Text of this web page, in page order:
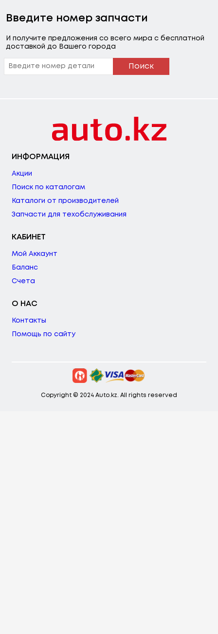
Введите номер запчасти
И получите предложения со всего мира с бесплатной
доставкой до Вашего города
Поиск
ИНФОРМАЦИЯ
Акции
Поиск по каталогам
Каталоги от производителей
Запчасти для техобслуживания
КАБИНЕТ
Мой Аккаунт
Баланс
Счета
О НАС
Контакты
Помощь по сайту
Copyright © 2024 Auto.kz. All rights reserved